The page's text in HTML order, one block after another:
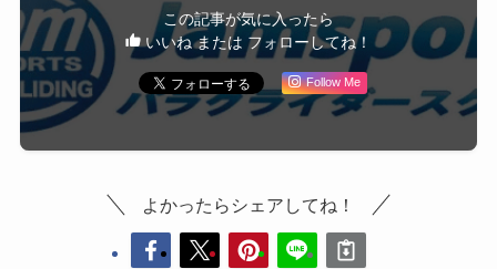
この記事が気に入ったら
いいね または フォローしてね！
Follow Me
よかったらシェアしてね！